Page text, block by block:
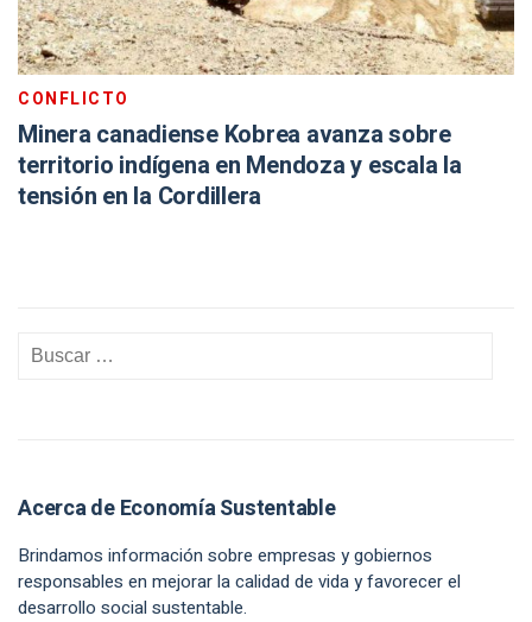
CONFLICTO
Minera canadiense Kobrea avanza sobre
territorio indígena en Mendoza y escala la
tensión en la Cordillera
Acerca de Economía Sustentable
Brindamos información sobre empresas y gobiernos
responsables en mejorar la calidad de vida y favorecer el
desarrollo social sustentable.